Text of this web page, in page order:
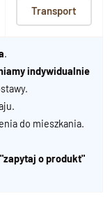
Transport
.
indywidualnie
do mieszkania.
"zapytaj o produkt"